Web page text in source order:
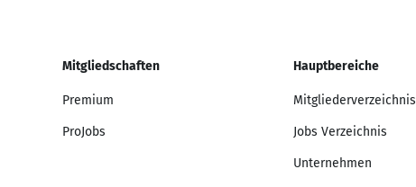
Mitgliedschaften
Premium
ProJobs
Hauptbereiche
Mitgliederverzeichnis
Jobs Verzeichnis
Unternehmen